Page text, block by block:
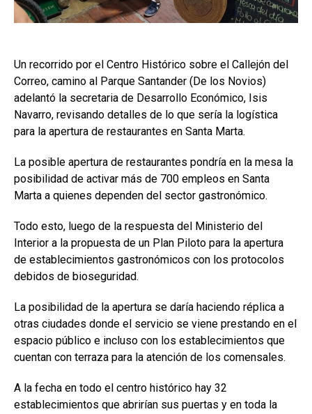
Un recorrido por el Centro Histórico sobre el Callejón del
Correo, camino al Parque Santander (De los Novios)
adelantó la secretaria de Desarrollo Económico, Isis
Navarro, revisando detalles de lo que sería la logística
para la apertura de restaurantes en Santa Marta.
La posible apertura de restaurantes pondría en la mesa la
posibilidad de activar más de 700 empleos en Santa
Marta a quienes dependen del sector gastronómico.
Todo esto, luego de la respuesta del Ministerio del
Interior a la propuesta de un Plan Piloto para la apertura
de establecimientos gastronómicos con los protocolos
debidos de bioseguridad.
La posibilidad de la apertura se daría haciendo réplica a
otras ciudades donde el servicio se viene prestando en el
espacio público e incluso con los establecimientos que
cuentan con terraza para la atención de los comensales.
A la fecha en todo el centro histórico hay 32
establecimientos que abrirían sus puertas y en toda la